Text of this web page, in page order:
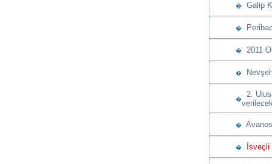
� Galip
�
� 2011
�
�
2.
�
� İsveçli